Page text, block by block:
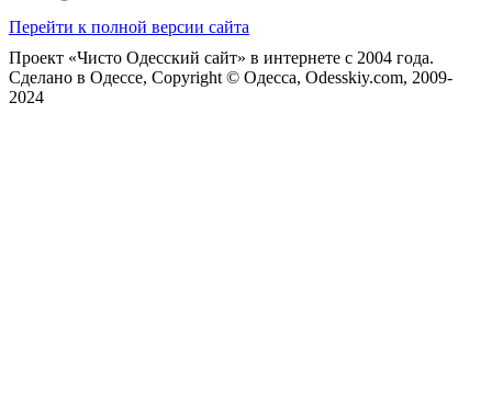
Перейти к полной версии сайта
Проект «Чисто Одесский сайт» в интернете с 2004 года.
Сделано в Одессе, Copyright © Одесса, Odesskiy.com, 2009-
2024